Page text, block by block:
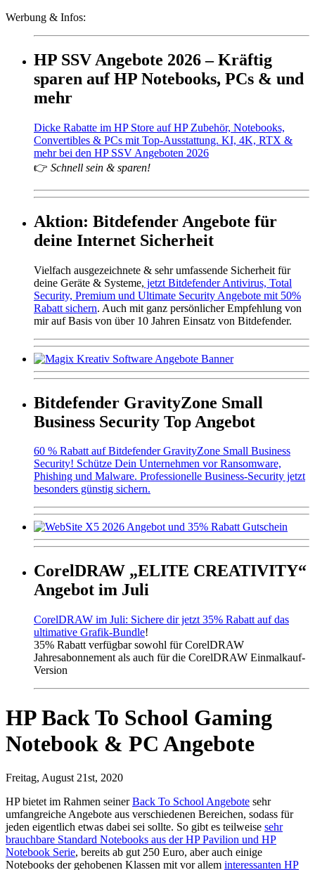
Werbung & Infos:
HP SSV Angebote 2026 – Kräftig
sparen auf HP Notebooks, PCs & und
mehr
Dicke Rabatte im HP Store auf HP Zubehör, Notebooks,
Convertibles & PCs mit Top-Ausstattung. KI, 4K, RTX &
mehr bei den HP SSV Angeboten 2026
👉 Schnell sein & sparen!
Aktion: Bitdefender Angebote für
deine Internet Sicherheit
Vielfach ausgezeichnete & sehr umfassende Sicherheit für
deine Geräte & Systeme, jetzt Bitdefender Antivirus, Total
Security, Premium und Ultimate Security Angebote mit 50%
Rabatt sichern. Auch mit ganz persönlicher Empfehlung von
mir auf Basis von über 10 Jahren Einsatz von Bitdefender.
Bitdefender GravityZone Small
Business Security Top Angebot
60 % Rabatt auf Bitdefender GravityZone Small Business
Security! Schütze Dein Unternehmen vor Ransomware,
Phishing und Malware. Professionelle Business-Security jetzt
besonders günstig sichern.
CorelDRAW „ELITE CREATIVITY“
Angebot im Juli
CorelDRAW im Juli: Sichere dir jetzt 35% Rabatt auf das
ultimative Grafik-Bundle!
35% Rabatt verfügbar sowohl für CorelDRAW
Jahresabonnement als auch für die CorelDRAW Einmalkauf-
Version
HP Back To School Gaming
Notebook & PC Angebote
Freitag, August 21st, 2020
HP bietet im Rahmen seinerBack To School Angebote sehr
umfangreiche Angebote aus verschiedenen Bereichen, sodass für
jeden eigentlich etwas dabei sei sollte. So gibt es teilweise sehr
brauchbare Standard Notebooks aus der HP Pavilion und HP
Notebook Serie, bereits ab gut 250 Euro, aber auch einige
Notebooks der gehobenen Klassen mit vor allem interessanten HP